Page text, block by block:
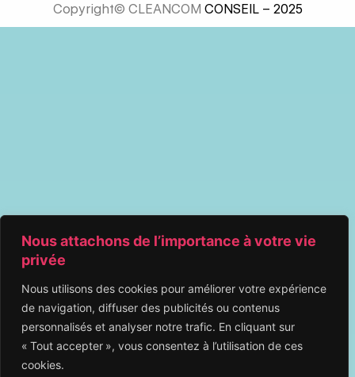
Nous attachons de l’importance à votre vie
privée
Nous utilisons des cookies pour améliorer votre expérience
de navigation, diffuser des publicités ou contenus
personnalisés et analyser notre trafic. En cliquant sur
« Tout accepter », vous consentez à l’utilisation de ces
cookies.
Copyright© CLEANCOM CONSEIL – 2025